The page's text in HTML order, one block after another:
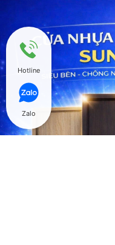
Hotline
Zalo